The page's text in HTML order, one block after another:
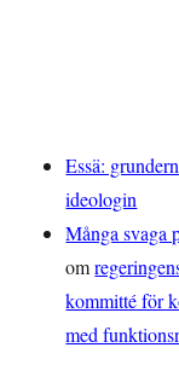
Essä:
ideologin
Många svaga
om
kommitté för
med